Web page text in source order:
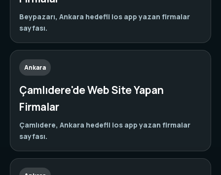
Beypazarı, Ankara hedefli ios app yazan firmalar
sayfası.
Ankara
Çamlıdere'de Web Site Yapan
Firmalar
Çamlıdere, Ankara hedefli ios app yazan firmalar
sayfası.